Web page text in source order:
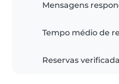
Mensagens
Tempo médio de
Reservas